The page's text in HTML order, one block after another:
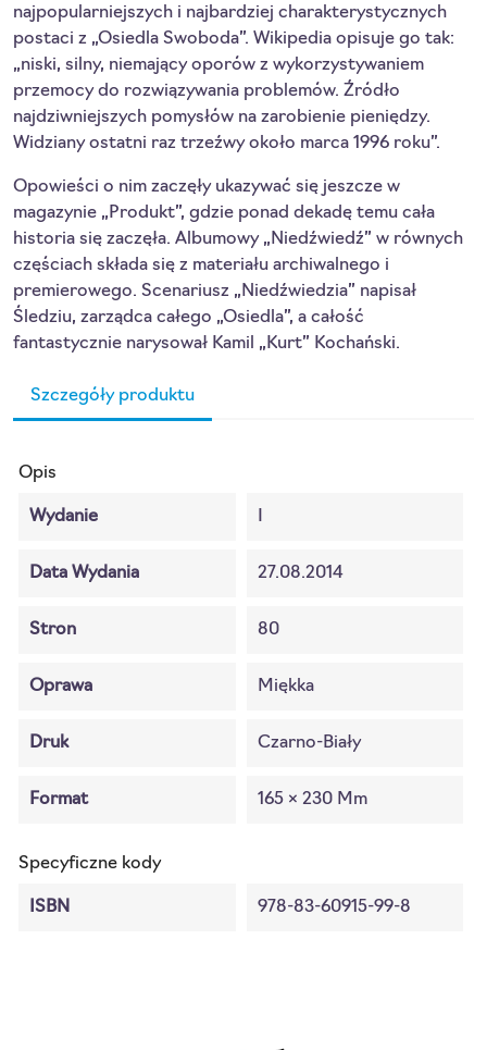
najpopularniejszych i najbardziej charakterystycznych
postaci z „Osiedla Swoboda”. Wikipedia opisuje go tak:
„niski, silny, niemający oporów z wykorzystywaniem
przemocy do rozwiązywania problemów. Źródło
najdziwniejszych pomysłów na zarobienie pieniędzy.
Widziany ostatni raz trzeźwy około marca 1996 roku”.
Opowieści o nim zaczęły ukazywać się jeszcze w
magazynie „Produkt”, gdzie ponad dekadę temu cała
historia się zaczęła. Albumowy „Niedźwiedź” w równych
częściach składa się z materiału archiwalnego i
premierowego. Scenariusz „Niedźwiedzia” napisał
Śledziu, zarządca całego „Osiedla”, a całość
fantastycznie narysował Kamil „Kurt” Kochański.
Szczegóły produktu
Opis
Wydanie
Data Wydania 27.08.2014
Stron 80
Oprawa Miękka
Druk Czarno-Biały
Format 165 × 230 Mm
Specyficzne kody
ISBN 978-83-60915-99-8